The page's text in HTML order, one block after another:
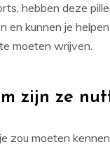
hebben deze
en kunnen je
moeten wrijven.
zijn ze
zou moeten